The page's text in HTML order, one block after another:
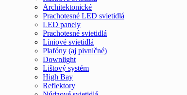
Architektonické
Prachotesné LED svietidlá
LED panely
Prachotesné svietidlá
Líniové svietidlá
Plafóny (aj pivničné)
Downlight
Lištový systém
High Bay
Reflektory